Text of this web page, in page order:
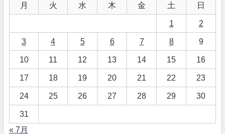
月 火 水 木 金 土 日
1 2
3 4 5 6 7 8 9
10 11 12 13 14 15 16
17 18 19 20 21 22 23
24 25 26 27 28 29 30
31
« 7月